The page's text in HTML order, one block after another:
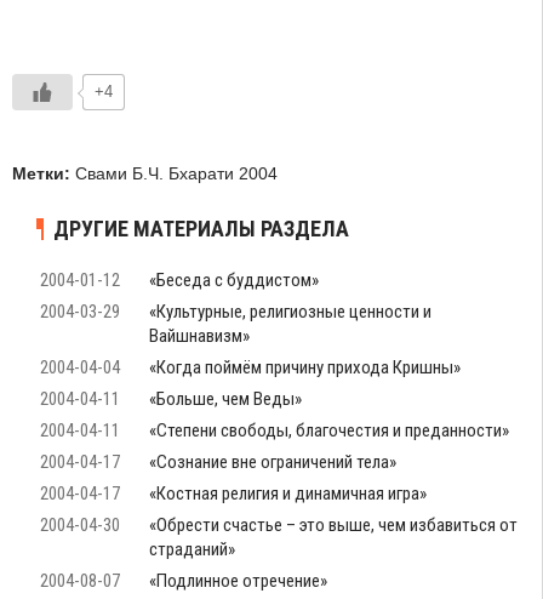
+4
Метки: Свами Б.Ч. Бхарати 2004
ДРУГИЕ МАТЕРИАЛЫ РАЗДЕЛА
2004-01-12
«Беседа с буддистом»
2004-03-29
«Культурные, религиозные ценности и
Вайшнавизм»
2004-04-04
«Когда поймём причину прихода Кришны»
2004-04-11
«Больше, чем Веды»
2004-04-11
«Степени свободы, благочестия и преданности»
2004-04-17
«Сознание вне ограничений тела»
2004-04-17
«Костная религия и динамичная игра»
2004-04-30
«Обрести счастье – это выше, чем избавиться от
страданий»
2004-08-07
«Подлинное отречение»